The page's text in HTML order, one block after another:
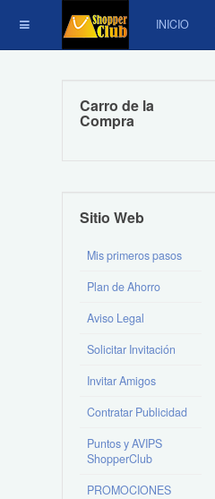
INICIO
Carro de la
Compra
Sitio Web
Mis primeros pasos
Plan de Ahorro
Aviso Legal
Solicitar Invitación
Invitar Amigos
Contratar Publicidad
Puntos y AVIPS
ShopperClub
PROMOCIONES